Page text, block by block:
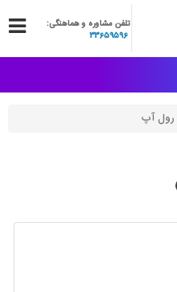
تلفن مشاوره و هماهنگی:
33659596
رول آپ